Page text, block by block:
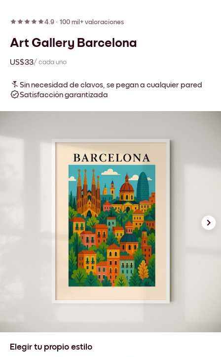
4.9 · 100 mil+ valoraciones
Art Gallery Barcelona
US$33/ cada uno
Sin necesidad de clavos, se pegan a cualquier pared
Satisfacción garantizada
Elegir tu propio estilo